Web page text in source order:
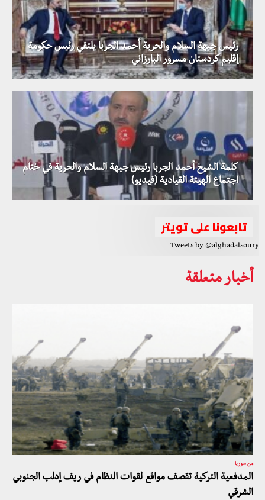
رئيس جبهة السلام والحرية أحمد الجربا يلتقي رئيس حكومة
إقليم كردستان مسرور البارزاني
كلمة الشيخ أحمد الجربا رئيس جبهة السلام والحرية في ختام
اجتماع الهيئة القيادية (فيديو)
تابعونا على تويتر
Tweets by @alghadalsoury
أخبار متعلقة
من سوريا
المدفعية التركية تقصف مواقع لقوات النظام في ريف إدلب الجنوبي
الشرقي